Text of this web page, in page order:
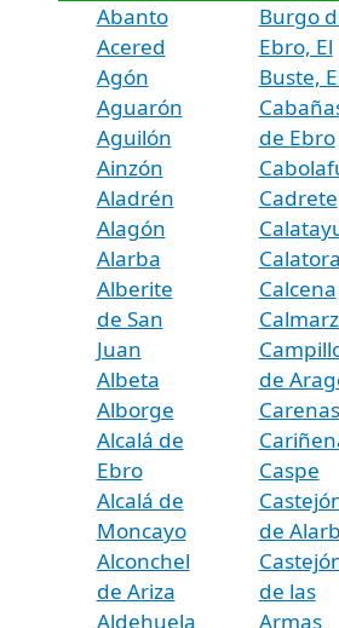
Abanto
Acered
Agón
Aguarón
Aguilón
Ainzón
Aladrén
Alagón
Alarba
Alberite
de San
Juan
Albeta
Alborge
Alcalá de
Ebro
Alcalá de
Moncayo
Alconchel
de Ariza
Aldehuela
Burgo
Ebro, El
Buste,
de Ebro
Cadrete
Calcena
de
Carenas
Caspe
de
de las
Armas